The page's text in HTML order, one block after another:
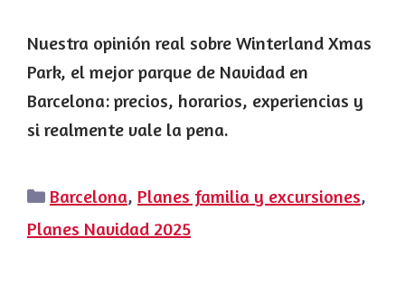
Nuestra opinión real sobre Winterland Xmas
Park, el mejor parque de Navidad en
Barcelona: precios, horarios, experiencias y
si realmente vale la pena.
Categorías
Barcelona, Planes familia y excursiones,
Planes Navidad 2025